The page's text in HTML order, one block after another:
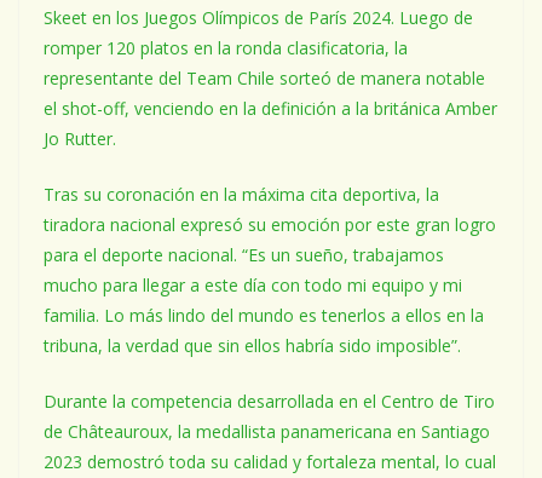
Skeet en los Juegos Olímpicos de París 2024. Luego de
romper 120 platos en la ronda clasificatoria, la
representante del Team Chile sorteó de manera notable
el shot-off, venciendo en la definición a la británica Amber
Jo Rutter.
Tras su coronación en la máxima cita deportiva, la
tiradora nacional expresó su emoción por este gran logro
para el deporte nacional. “Es un sueño, trabajamos
mucho para llegar a este día con todo mi equipo y mi
familia. Lo más lindo del mundo es tenerlos a ellos en la
tribuna, la verdad que sin ellos habría sido imposible”.
Durante la competencia desarrollada en el Centro de Tiro
de Châteauroux, la medallista panamericana en Santiago
2023 demostró toda su calidad y fortaleza mental, lo cual